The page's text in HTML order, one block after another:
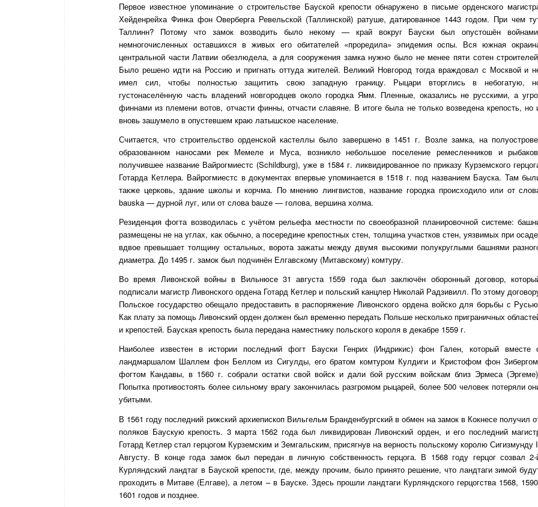
Первое известное упоминание о строительстве Бауской крепости обнаружено в письме орденского
Хейденрейха Финка фон Оверберга Ревельской (Таллинской) ратуше, датированное 1443 годом. При чем
Таллинн? Потому что замок возводить было некому — край вокруг Бауски был опустошён
немногочисленных оставшихся в живых его обитателей «проредила» эпидемия оспы. Вся южная
центральной части Латвии обезлюдела, а для сооружения замка нужно было не менее пяти сотен
Было решено идти на Россию и пригнать оттуда жителей. Великий Новгород тогда враждовал с Москвой и
имел сил, чтобы полностью защитить свою западную границу. Рыцари вторглись в небогатую,
густонаселённую часть владений новгородцев около городка Ямм. Пленные, оказались не русскими, а
финнами из племени вотов, отчасти финны, отчасти славяне. В итоге была не только возведена крепость, но
вновь зашумело в опустевшем краю латышское население.
Считается, что строительство орденской кастеллы было завершено в 1451 г. Возле замка, на
образованном наносами рек Мемеле и Муса, возникло небольшое поселение ремесленников и
получившее название Вайрогмиестс (Schildburg), уже в 1584 г. ликвидированное по приказу Курземского
Готарда Кетлера. Вайрогмиестс в документах впервые упоминается в 1518 г. под названием Бауска. Там
также церковь, здание школы и корчма. По мнению лингвистов, название городка происходило или от
bauska — дурной луг, или от слова bauze — голова, вершина холма.
Резиденция фогта возводилась с учётом рельефа местности по своеобразной планировочной системе:
размещены не на углах, как обычно, а посередине крепостных стен, толщина участков стен, уязвимых при
вдвое превышает толщину остальных, ворота зажаты между двумя высокими полукруглыми башнями
диаметра. До 1495 г. замок был подчинён Елгавскому (Митавскому) комтуру.
Во время Ливонской войны в Вильнюсе 31 августа 1559 года был заключён оборонный договор,
подписали магистр Ливонского ордена Готард Кетлер и польский канцлер Николай Радзивилл. По этому
Польское государство обещало предоставить в распоряжение Ливонского ордена войско для борьбы с
Как плату за помощь Ливонский орден должен был временно передать Польше несколько приграничных
и крепостей. Бауская крепость была передана наместнику польского короля в декабре 1559 г.
Наиболее известен в истории последний фогт Бауски Генрих (Индрикис) фон Гален, который вместе
ландмаршалом Шаллем фон Беллом из Сигулды, его братом комтуром Кулдиги и Кристофом фон
фогтом Кандавы, в 1560 г. собрали остатки свой войск и дали бой русским войскам близ Эрмеса
Попытка противостоять более сильному врагу закончилась разгромом рыцарей, более 500 человек потеряли
убитыми.
В 1561 году последний рижский архиепископ Вильгельм Бранденбургский в обмен на замок в Кокнесе получил
поляков Баускую крепость. 3 марта 1562 года был ликвидирован Ливонский орден, и его последний
Готард Кетлер стал герцогом Курземским и Земгальским, присягнув на верность польскому королю Сигизмунду
Августу. В конце года замок был передан в личную собственность герцога. В 1568 году герцог созвал 2-
Курляндский ландтаг в Бауской крепости, где, между прочим, было принято решение, что ландтаги зимой
проходить в Митаве (Елгаве), а летом – в Бауске. Здесь прошли ландтаги Курляндского герцогства 1568,
1601 годов и позднее.